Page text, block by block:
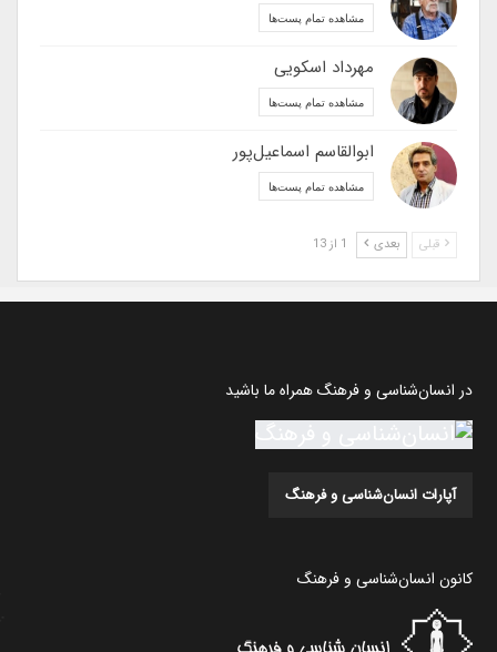
مشاهده تمام پست‌ها
مهرداد اسکویی
مشاهده تمام پست‌ها
ابوالقاسم اسماعیل‌پور
مشاهده تمام پست‌ها
قبلی بعدی
در انسان‌شناسی و فرهنگ همراه ما باشید
آپارات انسان‌شناسی و فرهنگ
کانون انسان‌شناسی و فرهنگ